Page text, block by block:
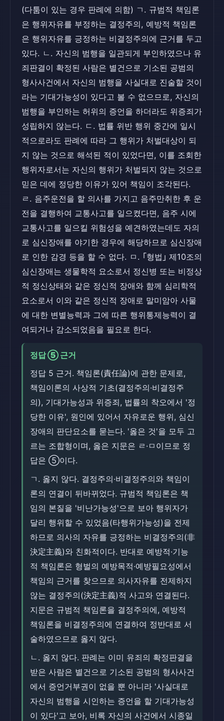
(다툼이 있는 경우 판례에 의함) ㄱ. 규범적 책임론
은 행위자유를 부정하는 결정주의, 예방적 책임론
은 행위자유를 긍정하는 비결정주의에 근거를 두고
있다. ㄴ. 자신의 범행을 일관되게 부인하였으나 유
죄판결이 확정된 사람은 별건으로 기소된 공범의
형사사건에서 자신의 범행을 사실대로 진술할 것이
라는 기대가능성이 있다고 볼 수 없으므로, 자신의
범행을 부인하는 허위의 증언을 하더라도 위증죄가
성립하지 않는다. ㄷ. 법률 위반 행위 중간에 일시
적으로라도 판례에 따라 그 행위가 처벌대상이 되
지 않는 것으로 해석된 적이 있었다면, 이를 조회한
행위자로서는 자신의 행위가 처벌되지 않는 것으로
믿은 데에 정당한 이유가 있어 책임이 조각된다.
ㄹ. 음주운전을 할 의사를 가지고 음주만취한 후 운
전을 결행하여 교통사고를 일으켰다면, 음주 시에
교통사고를 일으킬 위험성을 예견하였는데도 자의
로 심신장애를 야기한 경우에 해당하므로 심신장애
로 인한 감경 등을 할 수 없다. ㅁ. ｢형법｣ 제10조의
심신장애는 생물학적 요소로서 정신병 또는 비정상
적 정신상태와 같은 정신적 장애와 함께 심리학적
요소로서 이와 같은 정신적 장애로 말미암아 사물
에 대한 변별능력과 그에 따른 행위통제능력이 결
여되거나 감소되었음을 필요로 한다.
정답 ⑤ 근거
정답 5 근거. 책임론(責任論)에 관한 문제로,
책임이론의 사상적 기초(결정주의·비결정주
의), 기대가능성과 위증죄, 법률의 착오에서 '정
당한 이유', 원인에 있어서 자유로운 행위, 심신
장애의 판단요소를 묻는다. '옳은 것'을 모두 고
르는 조합형이며, 옳은 지문은 ㄹ·ㅁ이므로 정
답은 ⑤이다.
ㄱ. 옳지 않다. 결정주의·비결정주의와 책임이
론의 연결이 뒤바뀌었다. 규범적 책임론은 책
임의 본질을 '비난가능성'으로 보아 행위자가
달리 행위할 수 있었음(타행위가능성)을 전제
하므로 의사의 자유를 긍정하는 비결정주의(非
決定主義)와 친화적이다. 반대로 예방적·기능
적 책임론은 형벌의 예방목적·예방필요성에서
책임의 근거를 찾으므로 의사자유를 전제하지
않는 결정주의(決定主義)적 사고와 연결된다.
지문은 규범적 책임론을 결정주의에, 예방적
책임론을 비결정주의에 연결하여 정반대로 서
술하였으므로 옳지 않다.
ㄴ. 옳지 않다. 판례는 이미 유죄의 확정판결을
받은 사람은 별건으로 기소된 공범의 형사사건
에서 증언거부권이 없을 뿐 아니라 '사실대로
자신의 범행을 시인하는 증언을 할 기대가능성
이 있다'고 보아, 비록 자신의 사건에서 시종일